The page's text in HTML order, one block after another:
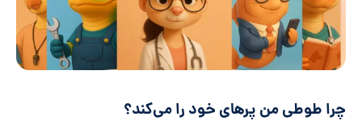
چرا طوطی من پر‌های خود را می‌کند؟